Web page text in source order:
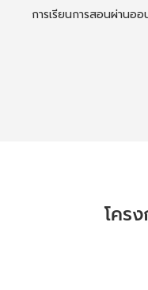
การเรียนการสอนผ่าน
โคร